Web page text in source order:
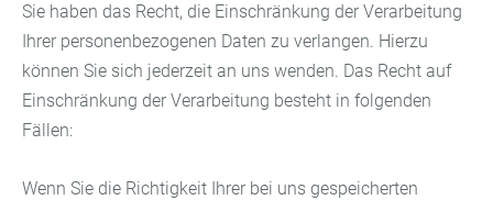
Sie haben das Recht, die Einschränkung der Verarbeitung
Ihrer personenbezogenen Daten zu verlangen. Hierzu
können Sie sich jederzeit an uns wenden. Das Recht auf
Einschränkung der Verarbeitung besteht in folgenden
Fällen:
Wenn Sie die Richtigkeit Ihrer bei uns gespeicherten